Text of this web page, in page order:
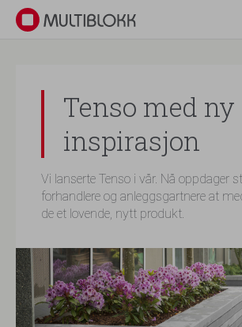
Tenso med ny
inspirasjon
Vi lanserte Tenso i vår. Nå oppdager
forhandlere og anleggsgartnere at
de et lovende, nytt produkt.